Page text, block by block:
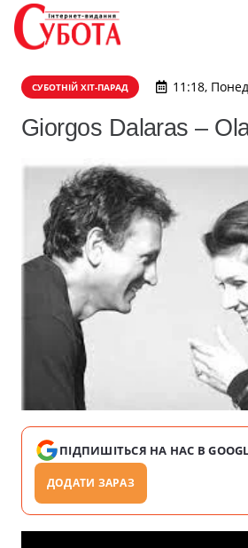
СУБОТНІЙ ХІТ-ПАРАД 11:18,
Giorgos Dalaras –
ПІДПИШІТЬСЯ НА НАС В
ДОДАТИ ЗАРАЗ